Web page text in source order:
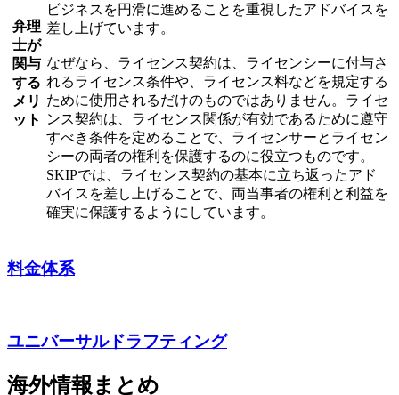
弁理
士が
関与
する
メリ
ット
ビジネスを円滑に進めることを重視したアドバイスを
差し上げています。
なぜなら、ライセンス契約は、ライセンシーに付与さ
れるライセンス条件や、ライセンス料などを規定する
ために使用されるだけのものではありません。ライセ
ンス契約は、ライセンス関係が有効であるために遵守
すべき条件を定めることで、ライセンサーとライセン
シーの両者の権利を保護するのに役立つものです。
SKIPでは、ライセンス契約の基本に立ち返ったアド
バイスを差し上げることで、両当事者の権利と利益を
確実に保護するようにしています。
料金体系
ユニバーサルドラフティング
海外情報まとめ